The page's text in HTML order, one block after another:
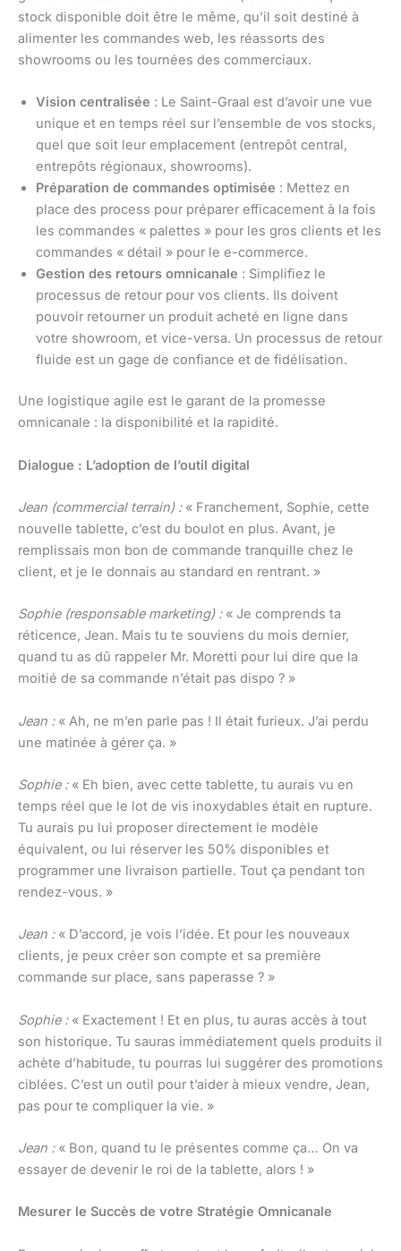
stock disponible doit être le même, qu’il soit destiné à
alimenter les commandes web, les réassorts des
showrooms ou les tournées des commerciaux.
Vision centralisée : Le Saint-Graal est d’avoir une vue
unique et en temps réel sur l’ensemble de vos stocks,
quel que soit leur emplacement (entrepôt central,
entrepôts régionaux, showrooms).
Préparation de commandes optimisée : Mettez en
place des process pour préparer efficacement à la fois
les commandes « palettes » pour les gros clients et les
commandes « détail » pour le e-commerce.
Gestion des retours omnicanale : Simplifiez le
processus de retour pour vos clients. Ils doivent
pouvoir retourner un produit acheté en ligne dans
votre showroom, et vice-versa. Un processus de retour
fluide est un gage de confiance et de fidélisation.
Une logistique agile est le garant de la promesse
omnicanale : la disponibilité et la rapidité.
Dialogue : L’adoption de l’outil digital
Jean (commercial terrain) :« Franchement, Sophie, cette
nouvelle tablette, c’est du boulot en plus. Avant, je
remplissais mon bon de commande tranquille chez le
client, et je le donnais au standard en rentrant. »
Sophie (responsable marketing) :« Je comprends ta
réticence, Jean. Mais tu te souviens du mois dernier,
quand tu as dû rappeler Mr. Moretti pour lui dire que la
moitié de sa commande n’était pas dispo ? »
Jean :« Ah, ne m’en parle pas ! Il était furieux. J’ai perdu
une matinée à gérer ça. »
Sophie :« Eh bien, avec cette tablette, tu aurais vu en
temps réel que le lot de vis inoxydables était en rupture.
Tu aurais pu lui proposer directement le modèle
équivalent, ou lui réserver les 50% disponibles et
programmer une livraison partielle. Tout ça pendant ton
rendez-vous. »
Jean :« D’accord, je vois l’idée. Et pour les nouveaux
clients, je peux créer son compte et sa première
commande sur place, sans paperasse ? »
Sophie :« Exactement ! Et en plus, tu auras accès à tout
son historique. Tu sauras immédiatement quels produits il
achète d’habitude, tu pourras lui suggérer des promotions
ciblées. C’est un outil pour t’aider à mieux vendre, Jean,
pas pour te compliquer la vie. »
Jean :« Bon, quand tu le présentes comme ça… On va
essayer de devenir le roi de la tablette, alors ! »
Mesurer le Succès de votre Stratégie Omnicanale